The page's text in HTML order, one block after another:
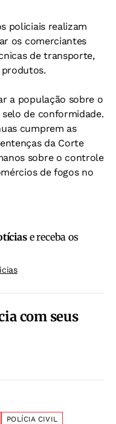
policiais realizam
os comerciantes
de transporte,
a população sobre o
de conformidade.
cumprem as
da Corte
sobre o controle
de fogos no
e receba os
com seus
POLÍCIA CIVIL